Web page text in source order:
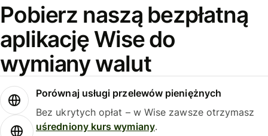
Pobierz naszą bezpłatną
aplikację Wise do
wymiany walut
Porównaj usługi przelewów pieniężnych
Bez ukrytych opłat – w Wise zawsze otrzymasz
uśredniony kurs wymiany.